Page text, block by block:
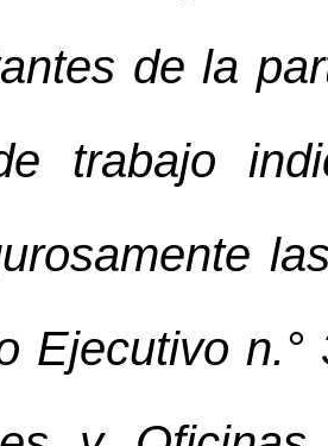
de la
trabajo
Ejecutivo n.°